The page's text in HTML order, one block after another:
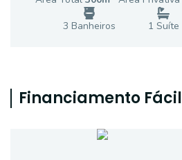
3 Banheiros 1 Suíte
Financiamento Fácil